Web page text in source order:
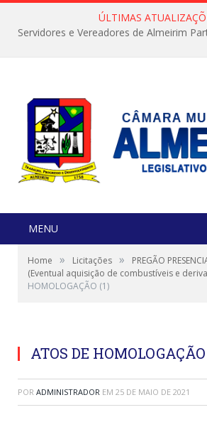
ÚLTIMAS
MENU
Home » Licitações »
PREGÃO
(Eventual aquisição de combustíveis e
HOMOLOGAÇÃO (1)
ATOS DE HOMOLOGAÇÃO
POR ADMINISTRADOR EM 25 DE MAIO DE 2021